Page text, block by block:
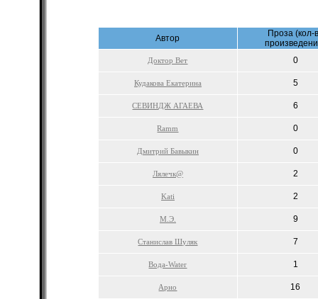
Автор
Проза (кол-
Доктор Вет 0
Кудакова Екатерина 5
СЕВИНДЖ АГАЕВА 6
Ramm 0
Дмитрий Бавыкин 0
Лялечк@ 2
Kati 2
М.Э. 9
Станислав Шуляк 7
Bода-Water 1
Арно 16